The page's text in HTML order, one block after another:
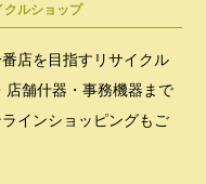
クルショップ
店を目指すリサイクル
店舗什器・事務機器まで
インショッピングもご